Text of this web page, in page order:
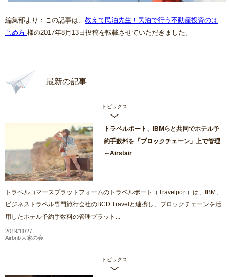
編集部より：この記事は、 教えて民泊先生！民泊で行う不動産投資のは
じめ方 様の2017年8月13日投稿を転載させていただきました。
最新の記事
トピックス
トラベルポート、IBMらと共同でホテル予
約手数料を「ブロックチェーン」上で管理
～Airstair
トラベルコマースプラットフォームのトラベルポート（Travelport）は、IBM、
ビジネストラベル専門旅行会社のBCD Travelと連携し、ブロックチェーンを活
用したホテル予約手数料の管理プラット...
2019/11/27
Airbnb大家の会
トピックス